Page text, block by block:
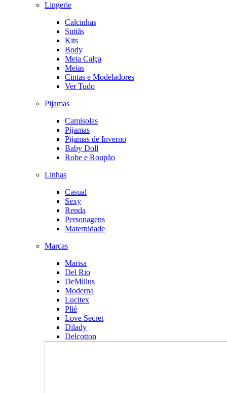
Lingerie
Calcinhas
Sutiãs
Kits
Body
Meia Calça
Meias
Cintas e Modeladores
Ver Tudo
Pijamas
Camisolas
Pijamas
Pijamas de Inverno
Baby Doll
Robe e Roupão
Linhas
Casual
Sexy
Renda
Personagens
Maternidade
Marcas
Marisa
Del Rio
DeMillus
Moderna
Lucitex
Plié
Love Secret
Dilady
Delcotton